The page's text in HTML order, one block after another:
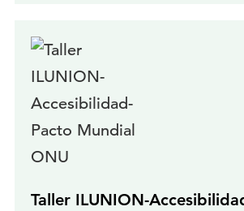
Taller ILUNION-